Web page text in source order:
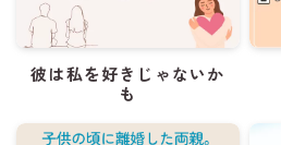
彼は私を好きじゃないか
も